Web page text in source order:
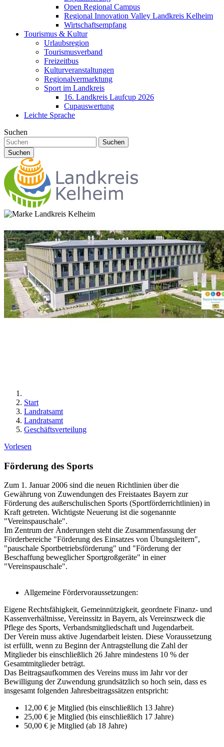
Open Regional Campus
Regional Innovation Valley Landkreis Kelheim
Wirtschaftsempfang
Tourismus & Kultur
Urlaubsregion
Tourismusverband
Freizeitbus
Kulturveranstaltungen
Regionalvermarktung
Sport im Landkreis
16. Landkreis Laufcup 2026
Cupauswertung
Leichte Sprache
Suchen
Suchen
Suchen
Start
Landratsamt
Landratsamt
Geschäftsverteilung
Vorlesen
Förderung des Sports
Zum 1. Januar 2006 sind die neuen Richtlinien über die
Gewährung von Zuwendungen des Freistaates Bayern zur
Förderung des außerschulischen Sports (Sportförderrichtlinien) in
Kraft getreten. Wichtigste Neuerung ist die sogenannte
"Vereinspauschale".
Im Zentrum der Änderungen steht die Zusammenfassung der
Förderbereiche "Förderung des Einsatzes von Übungsleitern",
"pauschale Sportbetriebsförderung" und "Förderung der
Beschaffung beweglicher Sportgroßgeräte" in einer
"Vereinspauschale".
Allgemeine Fördervoraussetzungen:
Eigene Rechtsfähigkeit, Gemeinnützigkeit, geordnete Finanz- und
Kassenverhältnisse, Vereinssitz in Bayern, als Vereinszweck die
Pflege des Sports, Verbandsmitgliedschaft und Jugendarbeit.
Der Verein muss aktive Jugendarbeit leisten. Diese Voraussetzung
ist erfüllt, wenn zu Beginn der Antragstellung die Zahl der
Mitglieder bis einschließlich 26 Jahre mindestens 10 % der
Gesamtmitglieder beträgt.
Das Beitragsaufkommen des Vereins muss im Jahr vor der
Bewilligung der Zuwendung grundsätzlich so hoch sein, dass es
insgesamt folgenden Jahresbeitragssätzen entspricht:
12,00 € je Mitglied (bis einschließlich 13 Jahre)
25,00 € je Mitglied (bis einschließlich 17 Jahre)
50,00 € je Mitglied (ab 18 Jahre)